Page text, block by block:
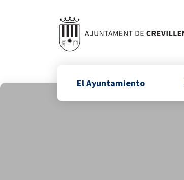
El Ayuntamiento